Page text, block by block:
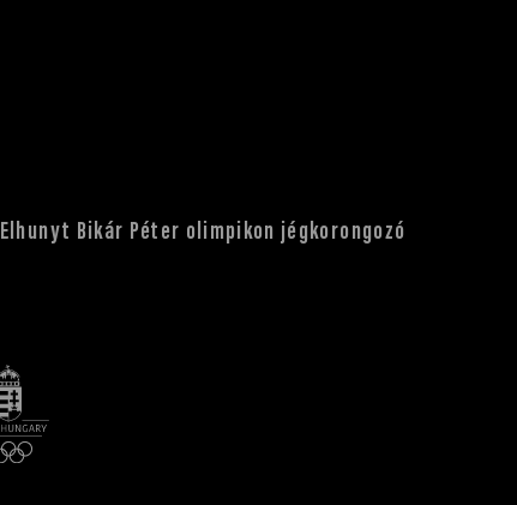
Elhunyt Bikár Péter olimpikon jégkorongozó